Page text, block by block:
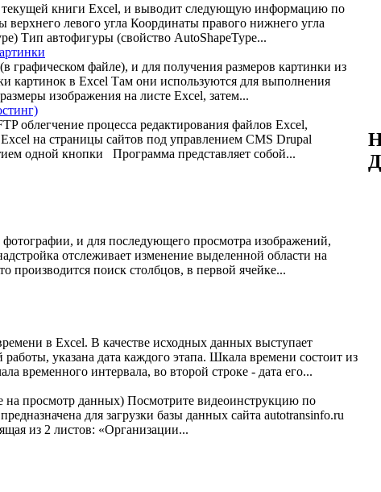
текущей книги Excel, и выводит следующую информацию по
левого угла Координаты правого нижнего угла
Тип автофигуры (свойство AutoShapeType...
графическом файле), и для получения размеров картинки из
картинок в Excel Там они используются для выполнения
изображения на листе Excel, затем...
облегчение процесса редактирования файлов Excel,
на страницы сайтов под управлением CMS Drupal
одной кнопки Программа представляет собой...
и для последующего просмотра изображений,
отслеживает изменение выделенной области на
производится поиск столбцов, в первой ячейке...
в Excel. В качестве исходных данных выступает
указана дата каждого этапа. Шкала времени состоит из
временного интервала, во второй строке - дата его...
на просмотр данных) Посмотрите видеоинструкцию по
для загрузки базы данных сайта autotransinfo.ru
из 2 листов: «Организации...